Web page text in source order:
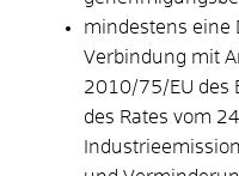
mindestens eine
Verbindung mit
2010/75/EU des
des Rates vom